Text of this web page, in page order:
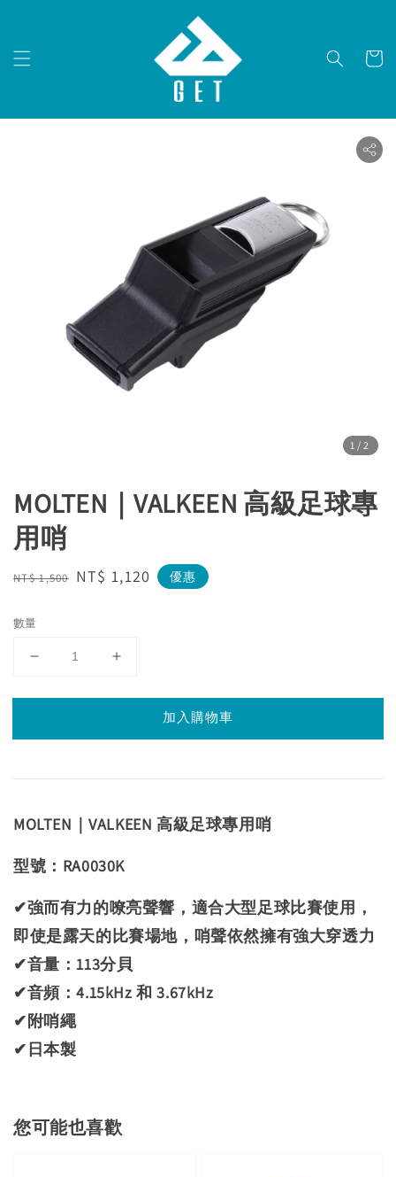
1 /2
MOLTEN｜VALKEEN 高級足球專
用哨
Regular
NT$ 1,500 Sale
NT$ 1,120 優惠
數量
加入購物車
MOLTEN｜VALKEEN 高級足球專用哨
型號：RA0030K
✔強而有力的嘹亮聲響，適合大型足球比賽使用，
即使是露天的比賽場地，哨聲依然擁有強大穿透力
✔音量：113分貝
✔音頻：4.15kHz 和 3.67kHz
✔附哨繩
✔日本製
您可能也喜歡